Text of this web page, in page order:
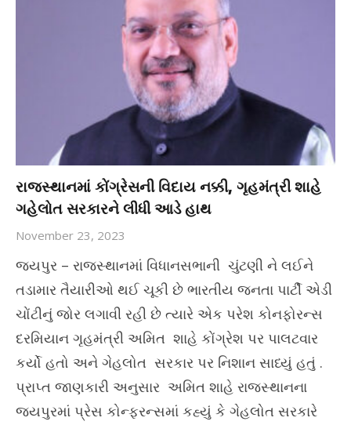
રાજસ્થાનમાં કોંગ્રેસની વિદાય નક્કી, ગૃહમંત્રી શાહે
ગહેલોત સરકારને લીધી આડે હાથ
November 23, 2023
જયપુર – રાજસ્થાનમાં વિધાનસભાની ચુંટણી ને લઈને
તડામાર તૈયારીઓ થઈ ચૂકી છે ભારતીય જનતા પાર્ટી એડી
ચોંટીનું જોર લગાવી રહી છે ત્યારે એક પરેશ કોનફોરન્સ
દરમિયાન ગૃહમંત્રી અમિત શાહે કોંગ્રેશ પર પાલટવાર
કર્યો હતો અને ગેહલોત સરકાર પર નિશાન સાધ્યું હતું .
પ્રાપ્ત જાણકારી અનુસાર અમિત શાહે રાજસ્થાનના
જયપુરમાં પ્રેસ કોન્ફરન્સમાં કહ્યું કે ગેહલોત સરકારે